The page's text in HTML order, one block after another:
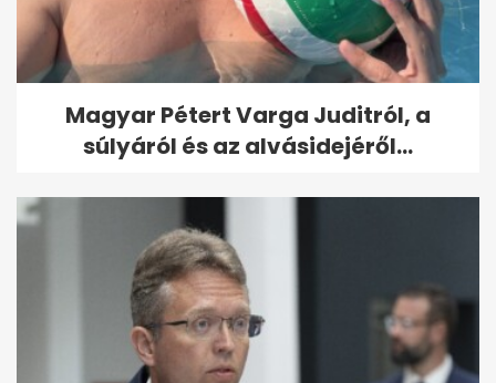
Magyar Pétert Varga Juditról, a
súlyáról és az alvásidejéről...